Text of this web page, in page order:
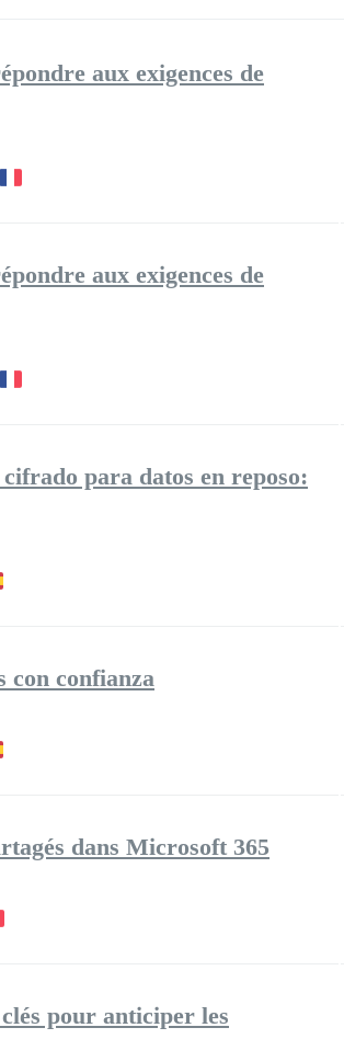
aux exigences de
aux exigences de
para datos en reposo:
con confianza
dans Microsoft 365
pour anticiper les